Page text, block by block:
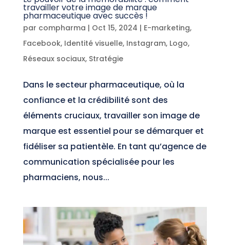
travailler votre image de marque
pharmaceutique avec succès !
par compharma | Oct 15, 2024 | E-marketing,
Facebook, Identité visuelle, Instagram, Logo,
Réseaux sociaux, Stratégie
Dans le secteur pharmaceutique, où la
confiance et la crédibilité sont des
éléments cruciaux, travailler son image de
marque est essentiel pour se démarquer et
fidéliser sa patientèle. En tant qu’agence de
communication spécialisée pour les
pharmaciens, nous...